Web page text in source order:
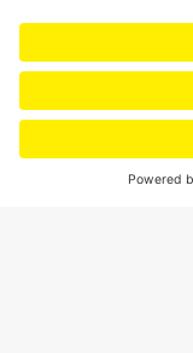
¿Quieres